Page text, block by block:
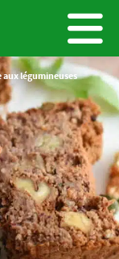
légumineuses